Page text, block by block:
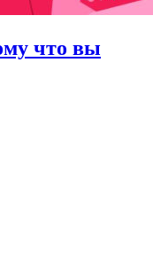
что вы